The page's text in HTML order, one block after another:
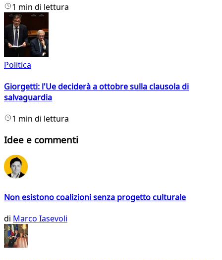
1 min di lettura
Politica
Giorgetti: l'Ue deciderà a ottobre sulla clausola di
salvaguardia
1 min di lettura
Idee e commenti
Non esistono coalizioni senza progetto culturale
di Marco Iasevoli